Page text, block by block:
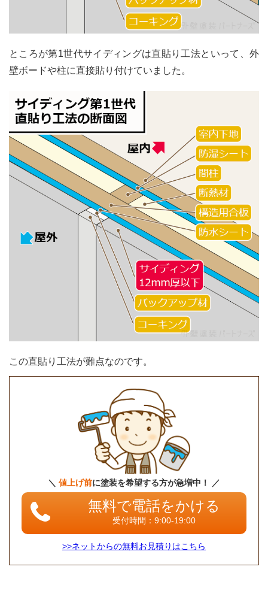
ところが第1世代サイディングは直貼り工法といって、外
壁ボードや柱に直接貼り付けていました。
この直貼り工法が難点なのです。
＼ 値上げ前に塗装を希望する方が急増中！ ／
無料で電話をかける
受付時間：9:00-19:00
>>ネットからの無料お見積りはこちら